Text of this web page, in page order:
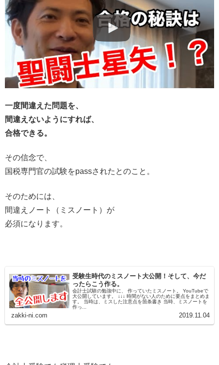
一度間違えた問題を、
間違えないようにすれば、
合格できる。
その信念で、
国税専門官の試験をpassされたとのこと。
そのためには、
間違えノート（ミスノート）が
必須になります。
受験生時代のミスノート大公開！そして、今だ
ったらこう作る。
会計士試験の勉強中に、 作っていたミスノート。 YouTubeで
大公開しています。 ↓↓↓ 時間がない人のために要点をまとめま
す。 当時は、ミスした注意点を箇条書き 当時、ミスノートを
作っ...
zakki-ni.com 2019.11.04